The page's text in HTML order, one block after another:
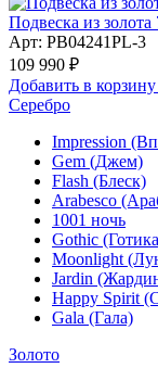
Подвеска из
Арт: PB04241PL-3
109 990 ₽
Добавить в корзину
Серебро
Impression
Gem (Джем)
Flash (Блеск)
Arabesco
1001 ночь
Gothic
Moonlight
Jardin
Happy Spirit
Gala (Гала)
Золото